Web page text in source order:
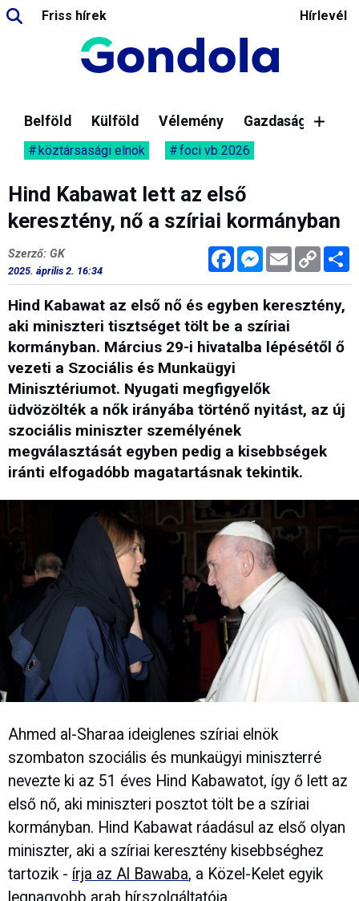
Friss hírek Hírlevél
Belföld Külföld Vélemény Gazdaság
köztársasági elnök foci vb 2026
Hind Kabawat lett az első
keresztény, nő a szíriai kormányban
FacebookMessenger
Email Copy
Link
Szerző: GK
2025. április 2. 16:34
Hind Kabawat az első nő és egyben keresztény,
aki miniszteri tisztséget tölt be a szíriai
kormányban. Március 29-i hivatalba lépésétől ő
vezeti a Szociális és Munkaügyi
Minisztériumot. Nyugati megfigyelők
üdvözölték a nők irányába történő nyitást, az új
szociális miniszter személyének
megválasztását egyben pedig a kisebbségek
iránti elfogadóbb magatartásnak tekintik.
Ahmed al-Sharaa ideiglenes szíriai elnök
szombaton szociális és munkaügyi miniszterré
nevezte ki az 51 éves Hind Kabawatot, így ő lett az
első nő, aki miniszteri posztot tölt be a szíriai
kormányban. Hind Kabawat ráadásul az első olyan
miniszter, aki a szíriai keresztény kisebbséghez
tartozik - írja az Al Bawaba, a Közel-Kelet egyik